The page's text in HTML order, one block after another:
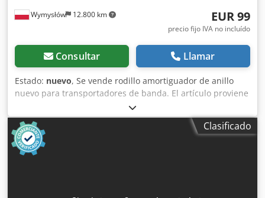
Wymysłów 12.800 km EUR 99
precio fijo IVA no incluído
Consultar Llamar
Estado: nuevo, Se vende rodillo amortiguador de anillo
nuevo para transportadores de banda. El artículo proviene
de un excedente de stock (almacenado), no ha sido
montado ni utilizado. Datos técnicos: • Tipo: rodillo
amortiguador de anillo • Diámetro exterior: Ø180 mm •
Longitud total: 565 mm • Peso: aprox. 27,75 kg •
Construcción en acero • Anillos amortiguadores de goma •
Clasificado